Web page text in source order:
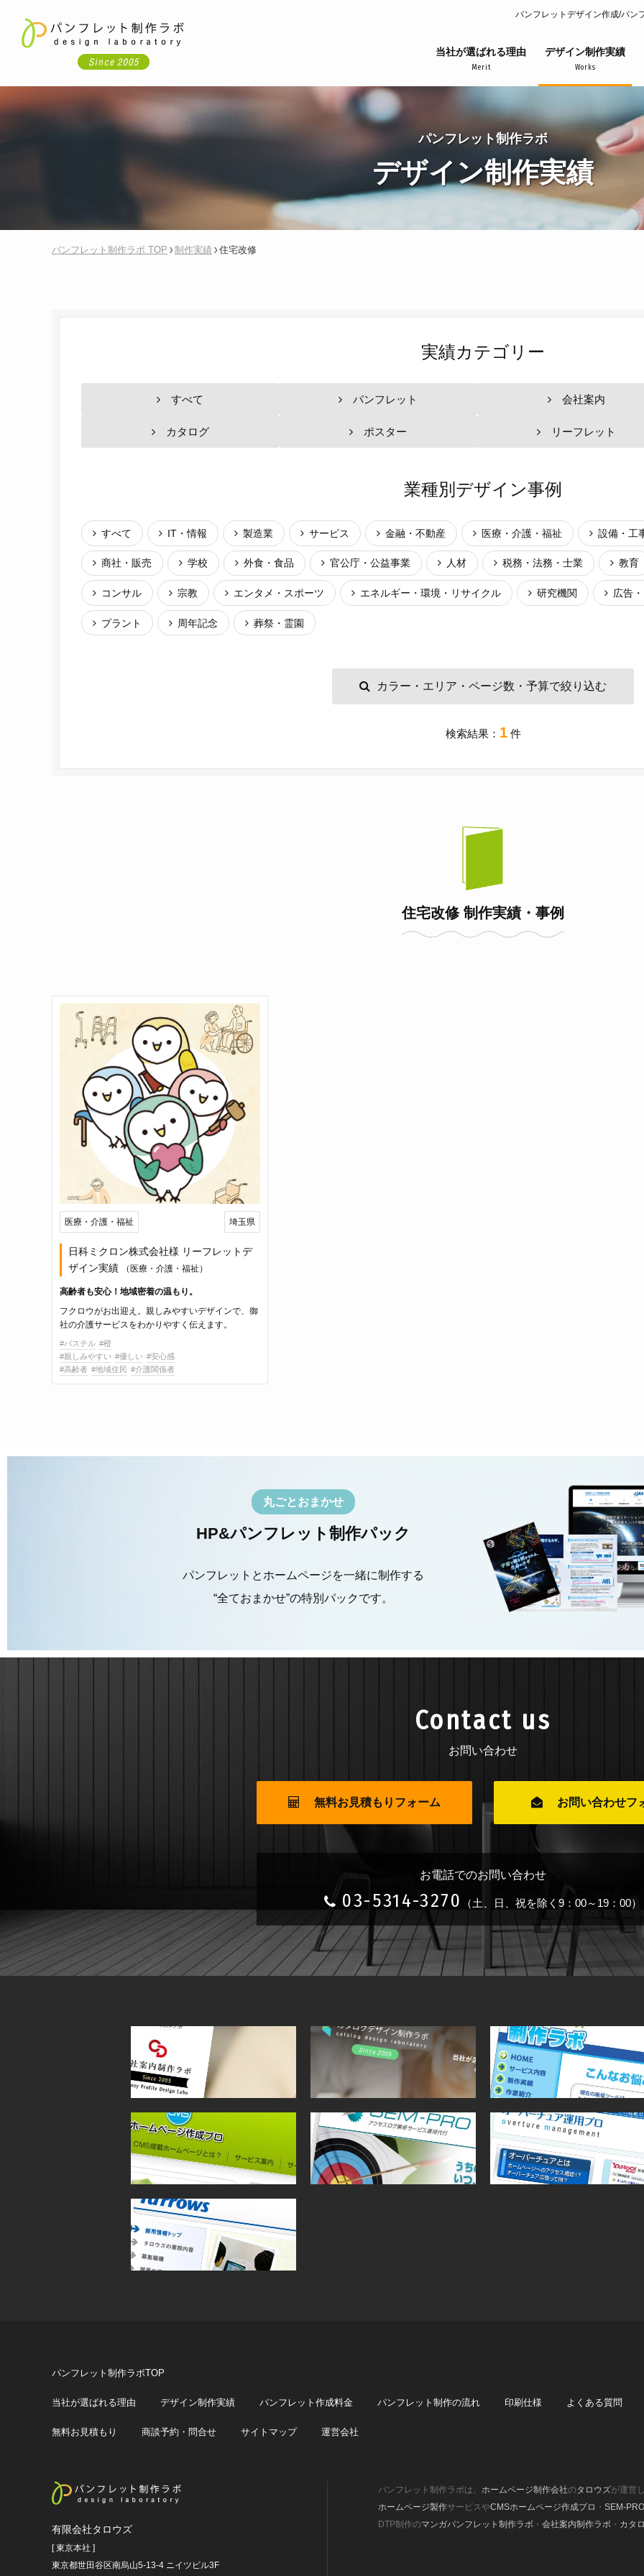
パンフレットデザイン作成/パン
当社が選ばれる理由
Merit
デザイン制作実績
Works
パンフレット制作ラボ
デザイン制作実績
パンフレット制作ラボ TOP 制作実績 住宅改修
実績カテゴリー
すべて パンフレット 会社案内
カタログ ポスター リーフレット
業種別デザイン事例
すべて IT・情報 製造業 サービス 金融・不動産 医療・介護・福祉 設備・工
商社・販売 学校 外食・食品 官公庁・公益事業 人材 税務・法務・士業 教育
コンサル 宗教 エンタメ・スポーツ エネルギー・環境・リサイクル 研究機関 広告
プラント 周年記念 葬祭・霊園
カラー・エリア・ページ数・予算で絞り込む
検索結果： 1件
住宅改修 制作実績・事例
医療・介護・福祉 埼玉県
日科ミクロン株式会社様 リーフレットデ
ザイン実績
（医療・介護・福祉）
高齢者も安心！地域密着の温もり。
フクロウがお出迎え。親しみやすいデザインで、御
社の介護サービスをわかりやすく伝えます。
#パステル #橙
#親しみやすい #優しい #安心感
#高齢者 #地域住民 #介護関係者
丸ごとおまかせ
HP&パンフレット制作パック
パンフレットとホームページを一緒に制作する
“全ておまかせ”の特別パックです。
Contact us
お問い合わせ
無料お見積もりフォーム お問い合わせフ
お電話でのお問い合わせ
03-5314-3270 （土、日、祝を除く9：00～19：00）
パンフレット制作ラボTOP
当社が選ばれる理由 デザイン制作実績 パンフレット作成料金 パンフレット制作の流れ 印刷仕様 よくある質問
無料お見積もり 商談予約・問合せ サイトマップ 運営会社
有限会社タロウズ
[ 東京本社 ]
東京都世田谷区南烏山5-13-4 ニイツビル3F
パンフレット制作ラボは、 ホームページ制作会社のタロウズが運営
ホームページ製作サービスやCMSホームページ作成プロ ・ SEM-PRO
DTP制作のマンガパンフレット制作ラボ ・ 会社案内制作ラボ ・ カタ